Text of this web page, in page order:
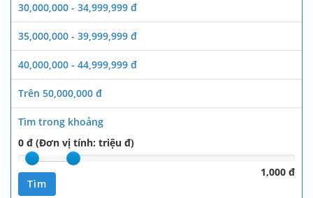
30,000,000 - 34,999,999 đ
35,000,000 - 39,999,999 đ
40,000,000 - 44,999,999 đ
Trên 50,000,000 đ
Tìm trong khoảng
0 đ (Đơn vị tính: triệu đ)
1,000 đ
Tìm